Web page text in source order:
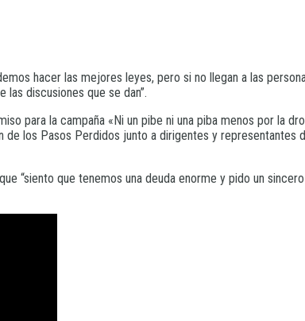
hacer las mejores leyes, pero si no llegan a las
discusiones que se dan”.
para la campaña «Ni un pibe ni una piba menos por la
los Pasos Perdidos junto a dirigentes y representantes
“siento que tenemos una deuda enorme y pido un